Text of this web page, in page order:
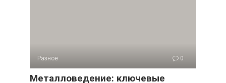
Разное 0
Металловедение: ключевые